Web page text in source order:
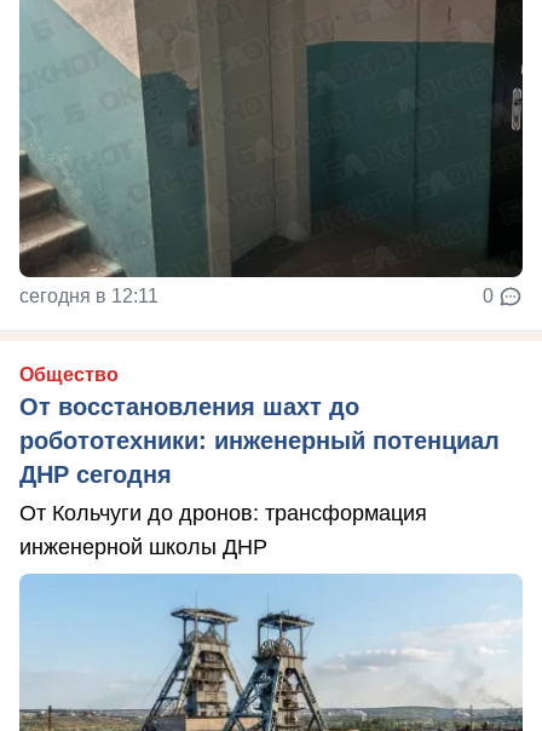
сегодня в 12:11 0
Общество
От восстановления шахт до
робототехники: инженерный потенциал
ДНР сегодня
От Кольчуги до дронов: трансформация
инженерной школы ДНР